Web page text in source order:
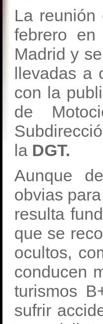
La reunión
febrero
Madrid y
llevadas a
con la
de
la DGT.
Aunque
obvias
resulta
que se
ocultos,
conducen
turismos
sufrir